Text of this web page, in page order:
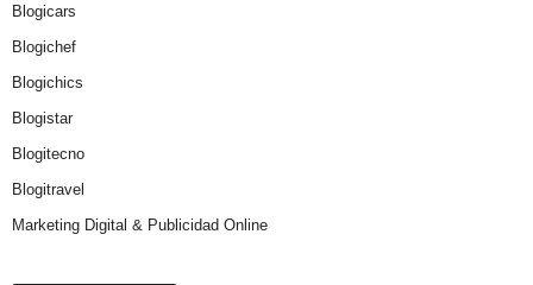
Blogicars
Blogichef
Blogichics
Blogistar
Blogitecno
Blogitravel
Marketing Digital & Publicidad Online